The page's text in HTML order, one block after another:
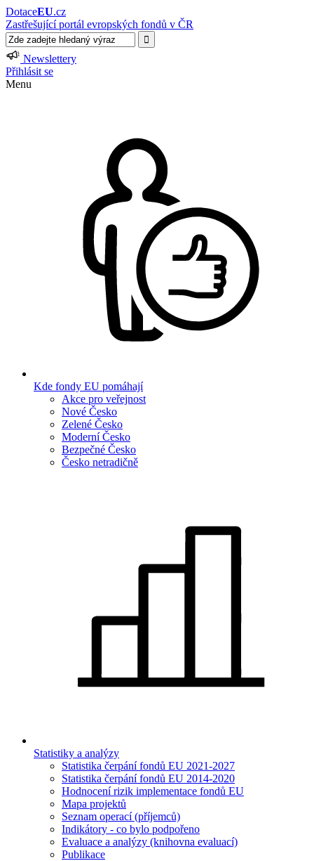
DotaceEU.cz
Zastřešující portál evropských fondů v ČR
Newslettery
Přihlásit se
Menu
Kde fondy EU pomáhají
Akce pro veřejnost
Nové Česko
Zelené Česko
Moderní Česko
Bezpečné Česko
Česko netradičně
Statistiky a analýzy
Statistika čerpání fondů EU 2021-2027
Statistika čerpání fondů EU 2014-2020
Hodnocení rizik implementace fondů EU
Mapa projektů
Seznam operací (příjemců)
Indikátory - co bylo podpořeno
Evaluace a analýzy (knihovna evaluací)
Publikace